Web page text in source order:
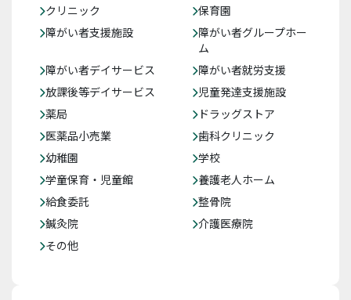
クリニック
保育園
障がい者支援施設
障がい者グループホー
ム
障がい者デイサービス
障がい者就労支援
放課後等デイサービス
児童発達支援施設
薬局
ドラッグストア
医薬品小売業
歯科クリニック
幼稚園
学校
学童保育・児童館
養護老人ホーム
給食委託
整骨院
鍼灸院
介護医療院
その他